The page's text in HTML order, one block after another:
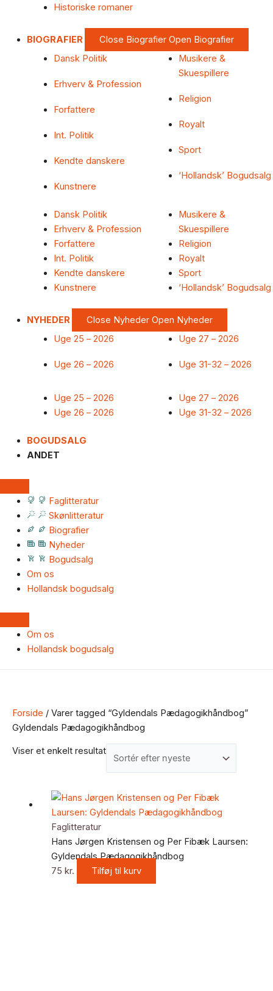
Historiske romaner
BIOGRAFIER Close Biografier Open Biografier
Dansk Politik
Erhverv & Profession
Forfattere
Int. Politik
Kendte danskere
Kunstnere
Musikere &
Skuespillere
Religion
Royalt
Sport
‘Hollandsk’ Bogudsalg
Dansk Politik
Erhverv & Profession
Forfattere
Int. Politik
Kendte danskere
Kunstnere
Musikere &
Skuespillere
Religion
Royalt
Sport
‘Hollandsk’ Bogudsalg
NYHEDER Close Nyheder Open Nyheder
Uge 25 – 2026
Uge 26 – 2026
Uge 27 – 2026
Uge 31-32 – 2026
Uge 25 – 2026
Uge 26 – 2026
Uge 27 – 2026
Uge 31-32 – 2026
BOGUDSALG
ANDET
Faglitteratur
Skønlitteratur
Biografier
Nyheder
Bogudsalg
Om os
Hollandsk bogudsalg
Om os
Hollandsk bogudsalg
Forside / Varer tagged “Gyldendals Pædagogikhåndbog”
Gyldendals Pædagogikhåndbog
Viser et enkelt resultat
Faglitteratur
Hans Jørgen Kristensen og Per Fibæk Laursen:
Gyldendals Pædagogikhåndbog
75 kr. Tilføj til kurv